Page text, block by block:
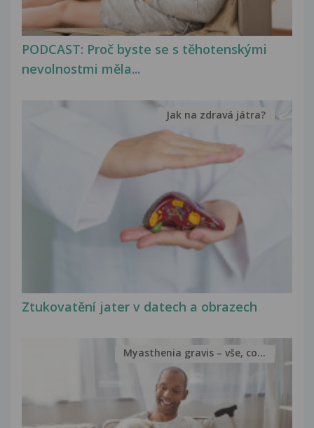
PODCAST: Proč byste se s těhotenskými
nevolnostmi měla...
Ztukovatění jater v datech a obrazech
Jak na zdravá játra?
Myasthenia gravis – vše, co...